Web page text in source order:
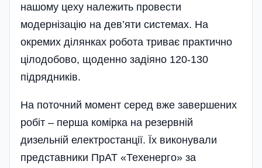
нашому цеху належить провести
модернізацію на дев’яти системах. На
окремих ділянках робота триває практично
цілодобово, щоденно задіяно 120-130
підрядників.
На поточний момент серед вже завершених
робіт – перша комірка на резервній
дизельній електростанції. Їх виконували
представники ПрАТ «Техенерго» за